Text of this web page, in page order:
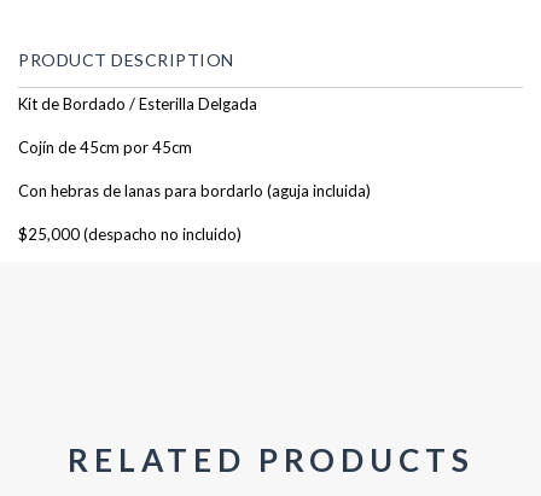
PRODUCT DESCRIPTION
Kit de Bordado / Esterilla Delgada
Cojín de 45cm por 45cm
Con hebras de lanas para bordarlo (aguja incluida)
$25,000 (despacho no incluido)
RELATED PRODUCTS